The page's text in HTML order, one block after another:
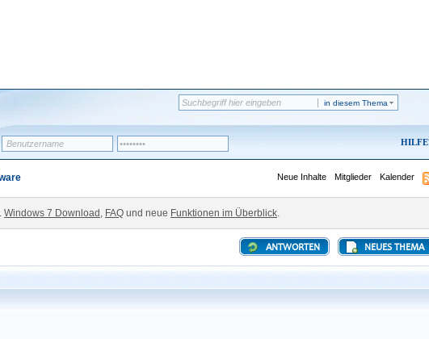
in diesem Thema
HILFE
Neue Inhalte Mitglieder Kalender
Windows 7 Download , FAQ und neue Funktionen im Überblick.
NEUES THEMA
ANTWORTEN